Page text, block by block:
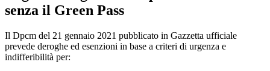
senza il Green Pass
Il Dpcm del 21 gennaio 2021 pubblicato in Gazzetta ufficiale
prevede deroghe ed esenzioni in base a criteri di urgenza e
indifferibilità per: